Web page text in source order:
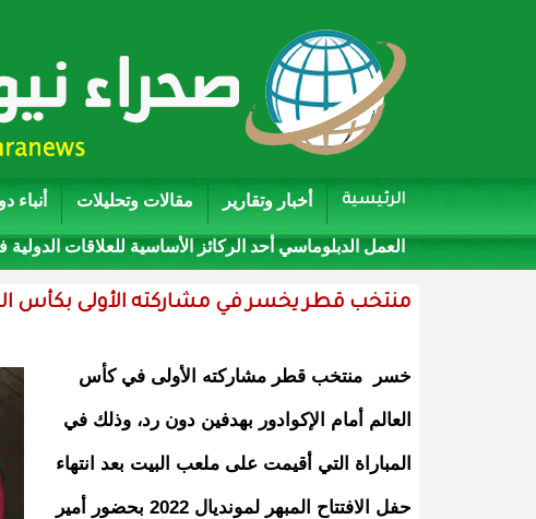
الرئيسية أخبار وتقارير مقالات وتحليلات أنباء
العمل الدبلوماسي أحد الركائز الأساسية للعلاقات
منتخب قطر يخسر في مشاركته الأولى بكأس
خسر منتخب قطر مشاركته الأولى في كأس
العالم أمام الإكوادور بهدفين دون رد، وذلك في
المباراة التي أقيمت على ملعب البيت بعد انتهاء
حفل الافتتاح المبهر لمونديال 2022 بحضور أمير